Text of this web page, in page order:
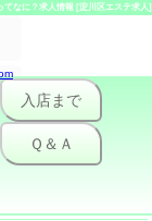
なに？求人情報 [淀川区エステ求人]
入店まで
Ｑ＆Ａ